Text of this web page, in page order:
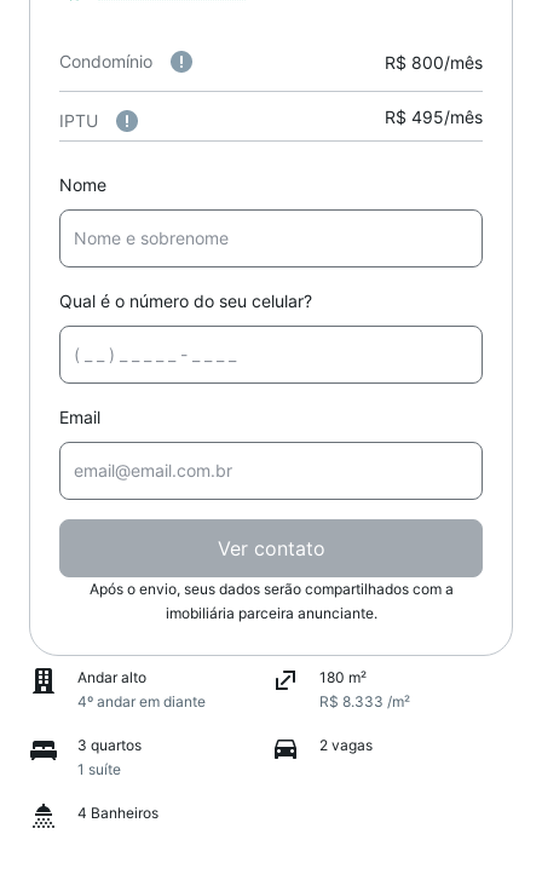
Condomínio R$ 800/mês
IPTU R$ 495/mês
Nome
Qual é o número do seu celular?
Email
Ver contato
Após o envio, seus dados serão compartilhados com a
imobiliária parceira anunciante.
Andar alto
4º andar em diante
180 m²
R$ 8.333 /m²
3 quartos
1 suíte
2 vagas
4 Banheiros